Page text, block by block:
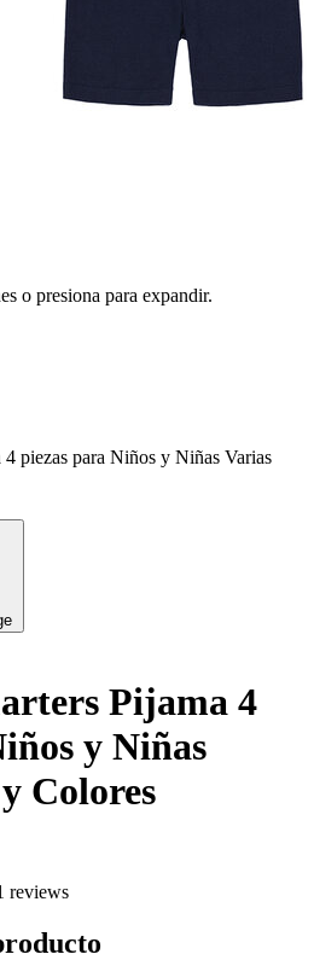
o presiona para expandir.
Pijama 4
y Niñas
Colores
reviews